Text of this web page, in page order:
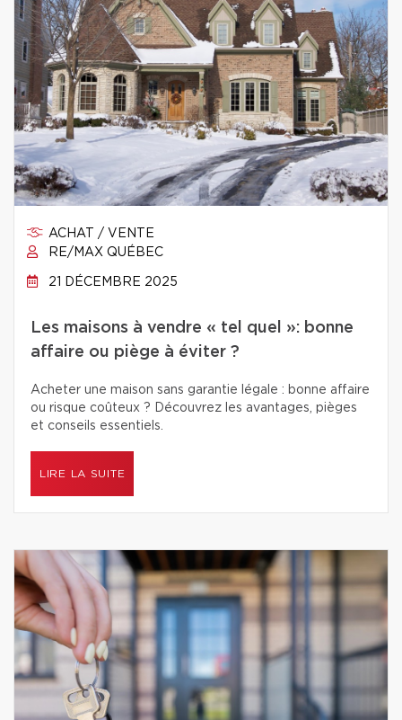
ACHAT / VENTE
RE/MAX QUÉBEC
21 DÉCEMBRE 2025
Les maisons à vendre « tel quel »: bonne
affaire ou piège à éviter ?
Acheter une maison sans garantie légale : bonne affaire
ou risque coûteux ? Découvrez les avantages, pièges
et conseils essentiels.
LIRE LA SUITE